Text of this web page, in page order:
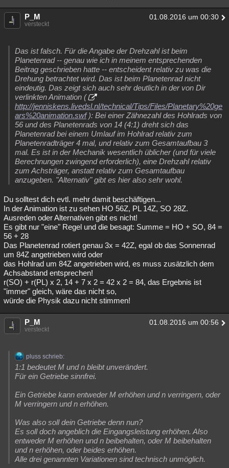
P_M 01.08.2016 um 00:30
versteckt
Das ist falsch. Für die Angabe der Drehzahl ist beim
Planetenrad -- genau wie ich in meinem entsprechenden
Beitrag geschrieben hatte -- entscheident relativ zu was die
Drehung betrachtet wird. Das ist beim Planetenrad nicht
eindeutig. Das zeigt sich auch sehr deutlich in der von Dir
verlinkten Animation (
http://jenniskens.livedsl.nl/technical/Tips/Files/Planetary%20ge
ars%20animation.swf): Bei einer Zähnezahl des Hohlrads von
56 und des Planetenrads von 14 (4:1) dreht sich das
Planetenrad bei einem Umlauf im Hohlrad relativ zum
Planetenradträger 4 mal, und relativ zum Gesamtaufbau 3
mal. Es ist in der Mechanik wesentlich üblicher (und für viele
Berechnungen zwingend erforderlich), eine Drehzahl relativ
zum Achsträger, anstatt relativ zum Gesamtaufbau
anzugeben. "Alternativ" gibt es hier also sehr wohl.
Du solltest dich evtl. mehr damit beschäftigen...
In der Animation ist zu sehen HO 56Z, PL 14Z, SO 28Z.
Ausreden oder Alternativen gibt es nicht!
Es gibt nur "eine" Regel und die besagt: Summe = HO + SO, 84 =
56 + 28
Das Planetenrad rotiert genau 3x = 42Z, egal ob das Sonnenrad
um 84Z angetrieben wird oder
das Hohlrad um 84Z angetrieben wird, es muss zusätzlich dem
Achsabstand entsprechen!
r(SO) + r(PL) x 2, 14 + 7 x 2 = 42 x 2 = 84, das Ergebnis ist
"immer" gleich, wäre das nicht so,
würde die Physik dazu nicht stimmen!
P_M 01.08.2016 um 00:56
versteckt
pluss schrieb:
1:1 bedeutet M und n bleibt unverändert.
Für ein Getriebe sinnfrei.
Ein Getriebe kann entweder M erhöhen und n verringern, oder
M verringern und n erhöhen.
Was also soll dein Getriebe denn nun?
Es soll doch angeblich die Eingangsleistung erhöhen. Also
entweder M erhöhen und n beibehalten, oder M beibehalten
und n erhöhen, oder beides erhöhen.
Alle drei genannten Variationen sind technisch unmöglich.